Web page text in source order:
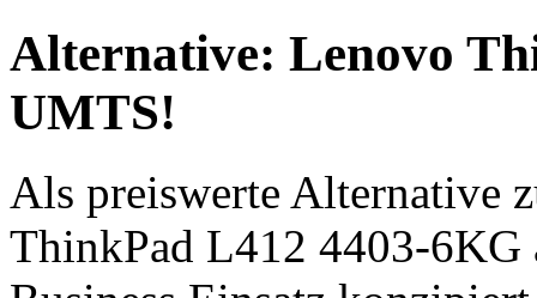
Alternative: Lenovo
UMTS!
Als preiswerte Alternative
ThinkPad L412 4403-6KG